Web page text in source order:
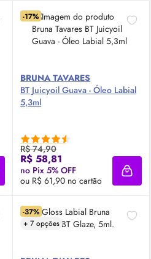
à sacola
-17%
BRUNA TAVARES
BT Juicyoil Guava - Óleo Labial
5,3ml
R$ 74,90
R$ 58,81
no Pix 5% OFF
ou R$ 61,90 no cartão
-37%
+ 7 opções